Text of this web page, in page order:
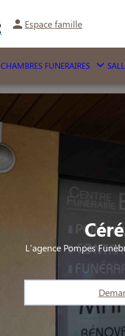
Espace famille
CHAMBRES FUNERAIRES
L'agence Pompes